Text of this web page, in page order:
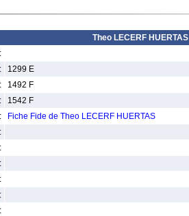
Theo LECERF HUERTAS
1299 E
1492 F
1542 F
Fiche Fide de Theo LECERF HUERTAS